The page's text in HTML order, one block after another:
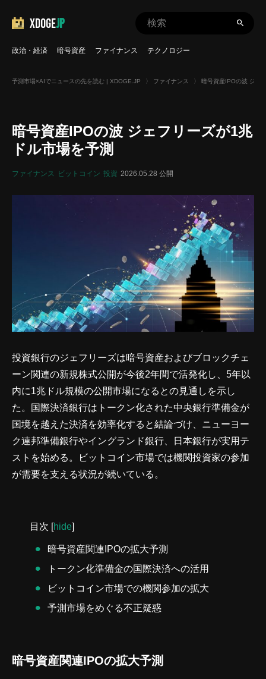
XDOGEJP
政治・経済 暗号資産 ファイナンス テクノロジー
予測市場×AIでニュースの先を読む | XDOGE.JP 〉 ファイナンス 〉 暗号資産IPOの波 ジェ
暗号資産IPOの波 ジェフリーズが1兆
ドル市場を予測
ファイナンス ビットコイン 投資 2026.05.28 公開
投資銀行のジェフリーズは暗号資産およびブロックチェ
ーン関連の新規株式公開が今後2年間で活発化し、5年以
内に1兆ドル規模の公開市場になるとの見通しを示し
た。国際決済銀行はトークン化された中央銀行準備金が
国境を越えた決済を効率化すると結論づけ、ニューヨー
ク連邦準備銀行やイングランド銀行、日本銀行が実用テ
ストを始める。ビットコイン市場では機関投資家の参加
が需要を支える状況が続いている。
目次 [hide]
暗号資産関連IPOの拡大予測
トークン化準備金の国際決済への活用
ビットコイン市場での機関参加の拡大
予測市場をめぐる不正疑惑
暗号資産関連IPOの拡大予測